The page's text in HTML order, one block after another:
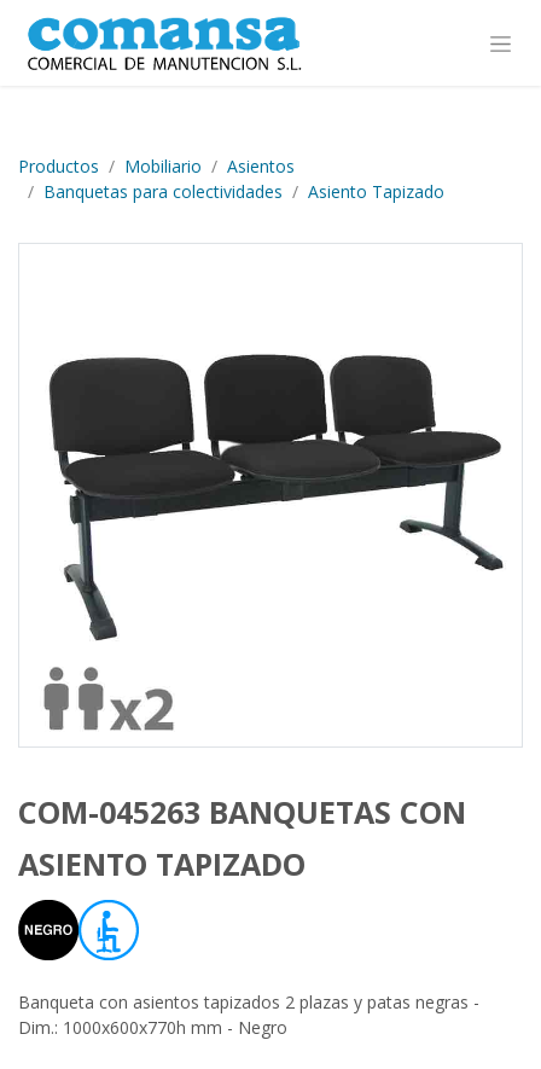
Ir al contenido
Productos Mobiliario
Asientos
Banquetas para colectividades
Asiento Tapizado
COM-045263 BANQUETAS CON
ASIENTO TAPIZADO
Banqueta con asientos tapizados 2 plazas y patas negras -
Dim.: 1000x600x770h mm - Negro